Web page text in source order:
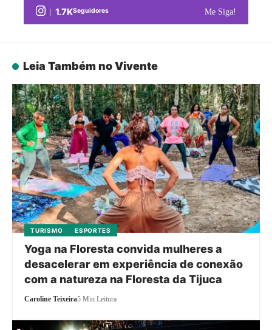
1.7KSeguidores Me Siga!
Leia Também no Vivente
TURISMO ESPORTES
Yoga na Floresta convida mulheres a
desacelerar em experiência de conexão
com a natureza na Floresta da Tijuca
Caroline Teixeira5 Min Leitura